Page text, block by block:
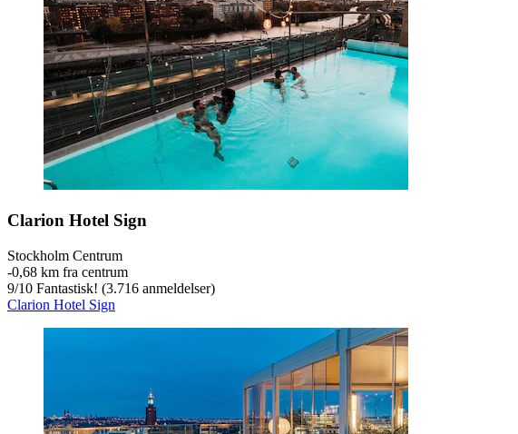
Clarion Hotel Sign
Stockholm Centrum
‐0,68 km fra centrum
9/10 Fantastisk! (3.716 anmeldelser)
Clarion Hotel Sign